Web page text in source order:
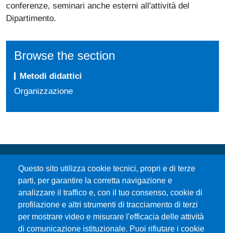
conferenze, seminari anche esterni all'attività del
Dipartimento.
Browse the section
Metodi didattici
Organizzazione
Questo sito utilizza cookie tecnici, propri e di terze
parti, per garantire la corretta navigazione e
analizzare il traffico e, con il tuo consenso, cookie di
profilazione e altri strumenti di tracciamento di terzi
per mostrare video e misurare l'efficacia delle attività
di comunicazione istituzionale. Puoi rifiutare i cookie
Università degli Studi di Messina